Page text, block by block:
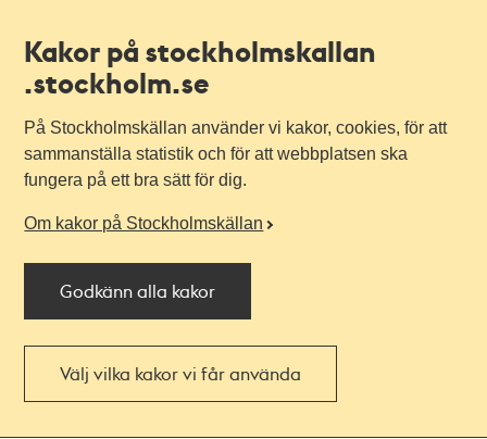
Kakor på stockholmskallan
.stockholm.se
På Stockholmskällan använder vi kakor, cookies, för att
sammanställa statistik och för att webbplatsen ska
fungera på ett bra sätt för dig.
Om kakor på Stockholmskällan
Godkänn alla kakor
Välj vilka kakor vi får använda